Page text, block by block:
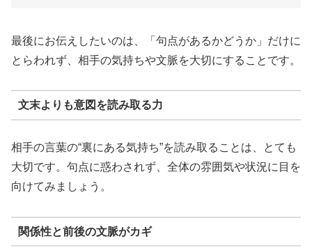
最後にお伝えしたいのは、「句点があるかどうか」だけに
とらわれず、相手の気持ちや文脈を大切にすることです。
文末よりも意図を読み取る力
相手の言葉の“裏にある気持ち”を読み取ることは、とても
大切です。句点に惑わされず、全体の雰囲気や状況に目を
向けてみましょう。
関係性と前後の文脈がカギ